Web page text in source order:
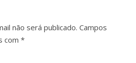
não será publicado. Campos
com *